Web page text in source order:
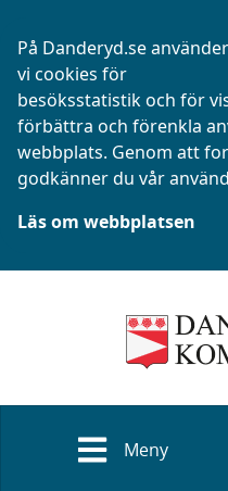
På Danderyd.se använder
vi cookies för
besöksstatistik och för
förbättra och förenkla
webbplats. Genom att
godkänner du vår
Läs om webbplatsen
Meny